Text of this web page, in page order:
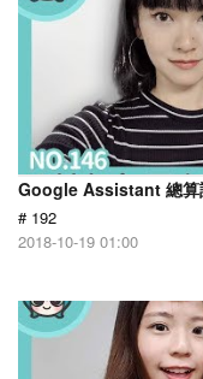
Google Assistant 總算
# 192
2018-10-19 01:00